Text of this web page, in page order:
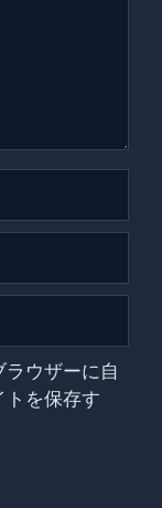
ウザーに自
トを保存す